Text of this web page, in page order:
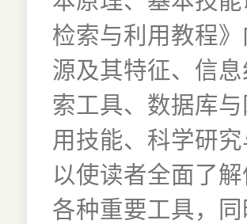
检索与利用教程
源及其特征、信
索工具、数据库
用技能、科学研
以使读者全面了
各种重要工具，